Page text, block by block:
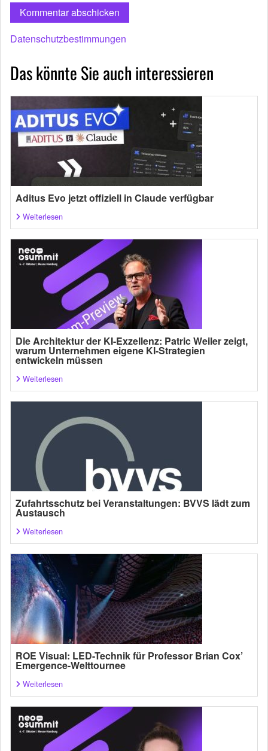
Datenschutzbestimmungen
Das könnte Sie auch interessieren
Aditus Evo jetzt offiziell in Claude verfügbar
Weiterlesen
Die Architektur der KI-Exzellenz: Patric Weiler zeigt,
warum Unternehmen eigene KI-Strategien
entwickeln müssen
Weiterlesen
Zufahrtsschutz bei Veranstaltungen: BVVS lädt zum
Austausch
Weiterlesen
ROE Visual: LED-Technik für Professor Brian Cox’
Emergence-Welttournee
Weiterlesen